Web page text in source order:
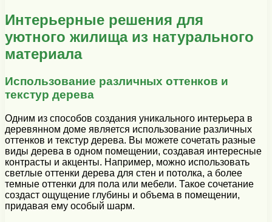
Интерьерные решения для
уютного жилища из натурального
материала
Использование различных оттенков и
текстур дерева
Одним из способов создания уникального интерьера в
деревянном доме является использование различных
оттенков и текстур дерева. Вы можете сочетать разные
виды дерева в одном помещении, создавая интересные
контрасты и акценты. Например, можно использовать
светлые оттенки дерева для стен и потолка, а более
темные оттенки для пола или мебели. Такое сочетание
создаст ощущение глубины и объема в помещении,
придавая ему особый шарм.